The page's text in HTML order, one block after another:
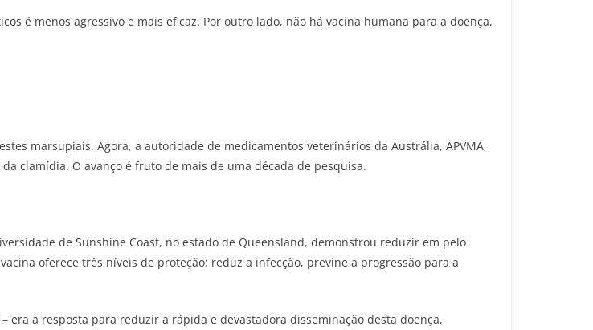
é menos agressivo e mais eficaz. Por outro lado, não há vacina humana para a doença,
marsupiais. Agora, a autoridade de medicamentos veterinários da Austrália, APVMA,
clamídia. O avanço é fruto de mais de uma década de pesquisa.
de Sunshine Coast, no estado de Queensland, demonstrou reduzir em pelo
oferece três níveis de proteção: reduz a infecção, previne a progressão para a
– era a resposta para reduzir a rápida e devastadora disseminação desta doença,